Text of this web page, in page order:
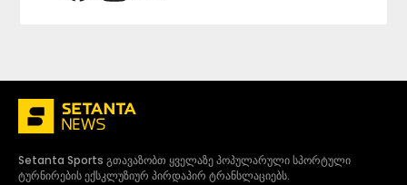
Setanta Sports გთავაზობთ ყველაზე პოპულარული სპორტული
ტურნირების ექსკლუზიურ პირდაპირ ტრანსლაციებს.